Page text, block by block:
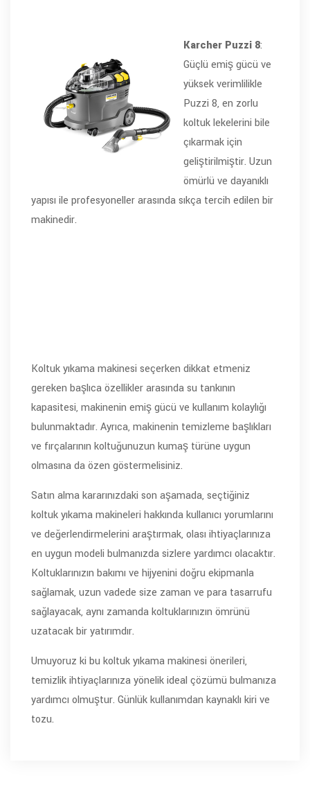
Karcher Puzzi 8:
Güçlü emiş gücü ve
yüksek verimlilikle
Puzzi 8, en zorlu
koltuk lekelerini bile
çıkarmak için
geliştirilmiştir. Uzun
ömürlü ve dayanıklı
yapısı ile profesyoneller arasında sıkça tercih edilen bir
makinedir.
Koltuk yıkama makinesi seçerken dikkat etmeniz
gereken başlıca özellikler arasında su tankının
kapasitesi, makinenin emiş gücü ve kullanım kolaylığı
bulunmaktadır. Ayrıca, makinenin temizleme başlıkları
ve fırçalarının koltuğunuzun kumaş türüne uygun
olmasına da özen göstermelisiniz.
Satın alma kararınızdaki son aşamada, seçtiğiniz
koltuk yıkama makineleri hakkında kullanıcı yorumlarını
ve değerlendirmelerini araştırmak, olası ihtiyaçlarınıza
en uygun modeli bulmanızda sizlere yardımcı olacaktır.
Koltuklarınızın bakımı ve hijyenini doğru ekipmanla
sağlamak, uzun vadede size zaman ve para tasarrufu
sağlayacak, aynı zamanda koltuklarınızın ömrünü
uzatacak bir yatırımdır.
Umuyoruz ki bu koltuk yıkama makinesi önerileri,
temizlik ihtiyaçlarınıza yönelik ideal çözümü bulmanıza
yardımcı olmuştur. Günlük kullanımdan kaynaklı kiri ve
tozu.